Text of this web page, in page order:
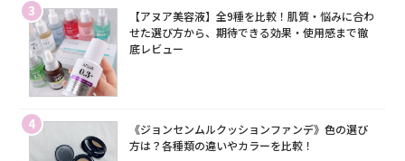
3
【アヌア美容液】全9種を比較！肌質・悩みに合わ
せた選び方から、期待できる効果・使用感まで徹
底レビュー
4
《ジョンセンムルクッションファンデ》色の選び
方は？各種類の違いやカラーを比較！